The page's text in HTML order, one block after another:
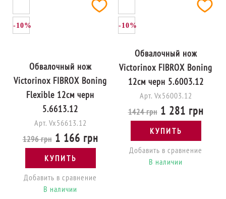
-10%
Обвалочный нож
Victorinox FIBROX Boning
Flexible 12см черн
5.6613.12
Арт. Vx56613.12
1296 грн1 166 грн
КУПИТЬ
Добавить в сравнение
В наличии
-10%
Обвалочный нож
Victorinox FIBROX Boning
12см черн 5.6003.12
Арт. Vx56003.12
1424 грн1 281 грн
КУПИТЬ
Добавить в сравнение
В наличии